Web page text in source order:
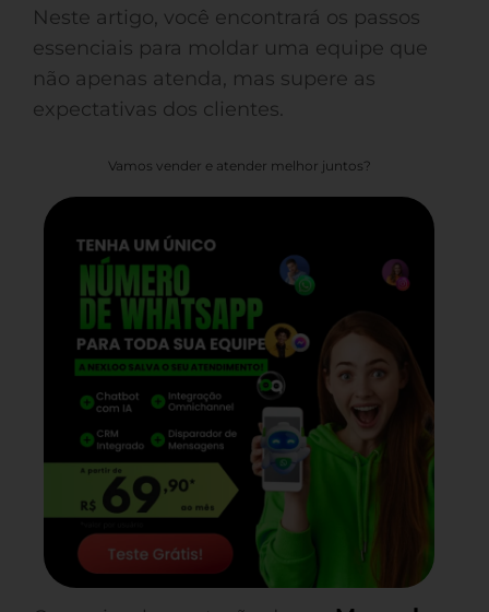
Neste artigo, você encontrará os passos
essenciais para moldar uma equipe que
não apenas atenda, mas supere as
expectativas dos clientes.
Vamos vender e atender melhor juntos?